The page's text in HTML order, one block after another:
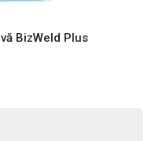
BizWeld Plus